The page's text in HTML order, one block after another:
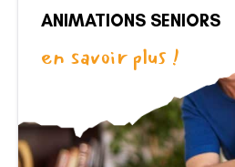
ANIMATIONS SENIORS
en savoir plus !